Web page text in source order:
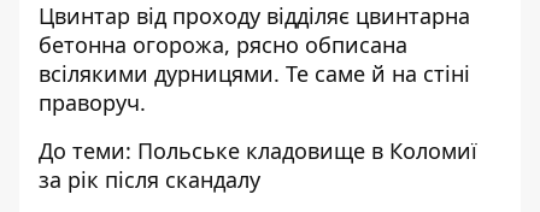
Цвинтар від проходу відділяє цвинтарна
бетонна огорожа, рясно обписана
всілякими дурницями. Те саме й на стіні
праворуч.
До теми: Польське кладовище в Коломиї
за рік після скандалу